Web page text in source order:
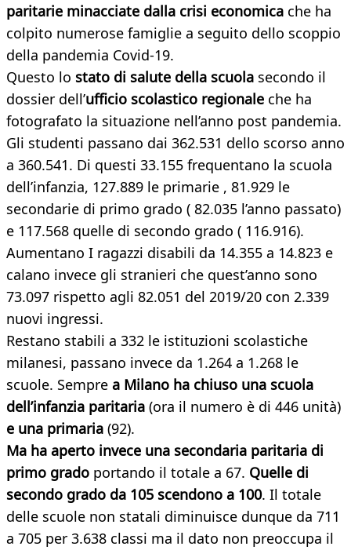
paritarie minacciate dalla crisi economica che ha
colpito numerose famiglie a seguito dello scoppio
della pandemia Covid-19.
Questo lo stato di salute della scuola secondo il
dossier dell’ufficio scolastico regionale che ha
fotografato la situazione nell’anno post pandemia.
Gli studenti passano dai 362.531 dello scorso anno
a 360.541. Di questi 33.155 frequentano la scuola
dell’infanzia, 127.889 le primarie , 81.929 le
secondarie di primo grado ( 82.035 l’anno passato)
e 117.568 quelle di secondo grado ( 116.916).
Aumentano I ragazzi disabili da 14.355 a 14.823 e
calano invece gli stranieri che quest’anno sono
73.097 rispetto agli 82.051 del 2019/20 con 2.339
nuovi ingressi.
Restano stabili a 332 le istituzioni scolastiche
milanesi, passano invece da 1.264 a 1.268 le
scuole. Sempre a Milano ha chiuso una scuola
dell’infanzia paritaria (ora il numero è di 446 unità)
e una primaria (92).
Ma ha aperto invece una secondaria paritaria di
primo grado portando il totale a 67. Quelle di
secondo grado da 105 scendono a 100. Il totale
delle scuole non statali diminuisce dunque da 711
a 705 per 3.638 classi ma il dato non preoccupa il